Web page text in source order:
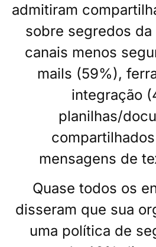
admitiram
sobre segredos da
canais menos
mails (59%),
integração
planilhas/
mensagens de
Quase todos os
disseram que sua
uma política de